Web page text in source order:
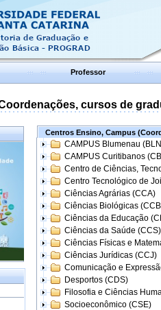
Professor
cursos de
Centros Ensino, Campus
CAMPUS Blumenau
CAMPUS Curitibanos
Centro de Ciências,
Centro Tecnológico de
Ciências Agrárias (CCA)
Ciências Biológicas
Ciências da Educação
Ciências da Saúde (CCS)
Ciências Físicas e
Ciências Jurídicas (CCJ)
Comunicação e
Desportos (CDS)
Filosofia e Ciências
Socioeconômico (CSE)